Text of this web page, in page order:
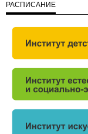
РАСПИСАНИЕ